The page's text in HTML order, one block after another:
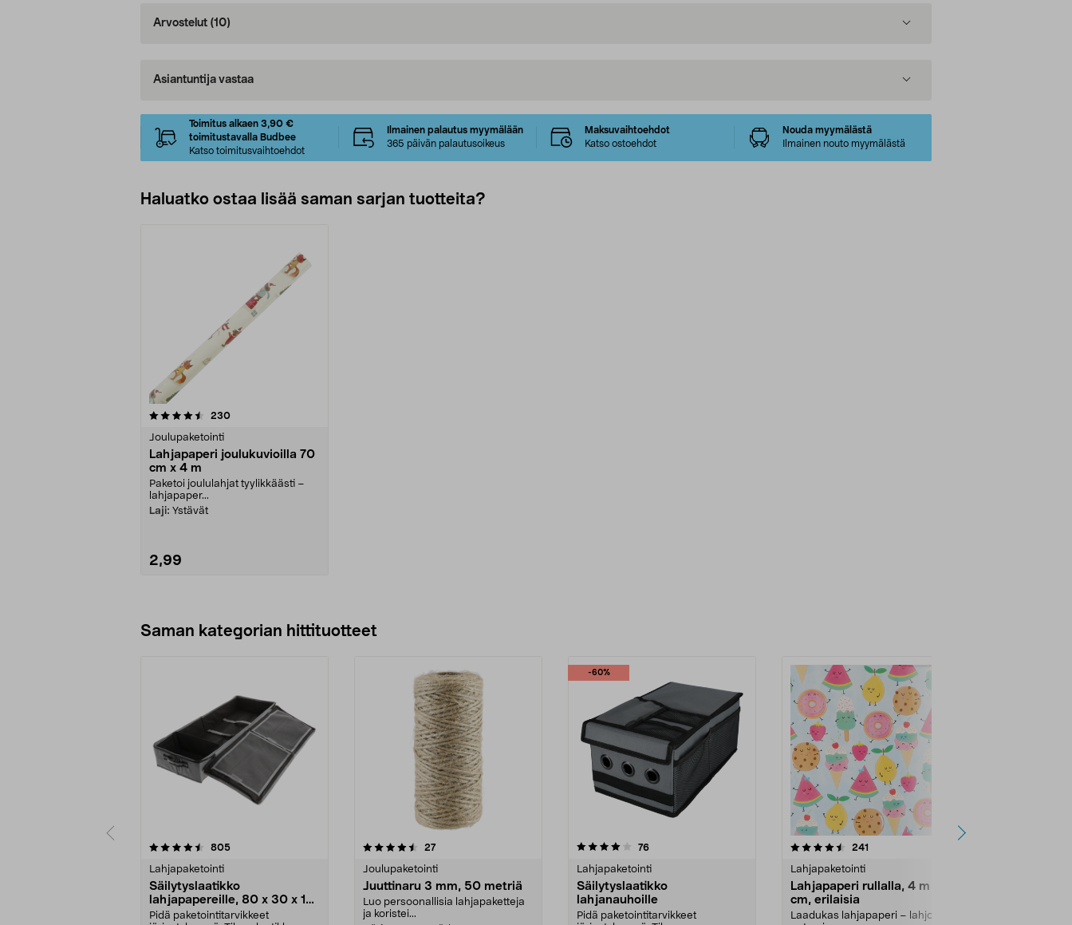
Arvostelut (10)
Asiantuntija vastaa
Toimitus alkaen 3,90 €
toimitustavalla Budbee
Katso toimitusvaihtoehdot
Ilmainen palautus myymälään
365 päivän palautusoikeus
Maksuvaihtoehdot
Katso ostoehdot
Nouda myymälästä
Ilmainen nouto myymälästä
Haluatko ostaa lisää saman sarjan tuotteita?
230arvostelut
Joulupaketointi
Lahjapaperi joulukuvioilla 70
cm x 4 m
Paketoi joululahjat tyylikkäästi –
lahjapaper...
Laji: Ystävät
2,99
Saman kategorian hittituotteet
805arvostelut
Lahjapaketointi
Säilytyslaatikko
lahjapapereille, 80 x 30 x 12
cm
Pidä paketointitarvikkeet
4.5 viidestä
27arvostelut
Joulupaketointi
Juuttinaru 3 mm, 50 metriä
Luo persoonallisia lahjapaketteja
ja koristei...
-60%
4.0 viidestä
76arvostelut
Lahjapaketointi
Säilytyslaatikko
lahjanauhoille
Pidä paketointitarvikkeet
4.5 viidestä
241
Lahjapaketointi
Lahjapaperi rullalla, 4 m x 70
cm, erilaisia
Laadukas lahjapaperi – lahjojen
4.5 viidestä